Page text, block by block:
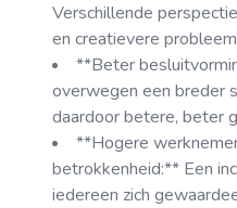
Verschillende
en creatievere
**Beter
overwegen een breder
daardoor betere, beter
**Hogere
betrokkenheid:** Een
iedereen zich